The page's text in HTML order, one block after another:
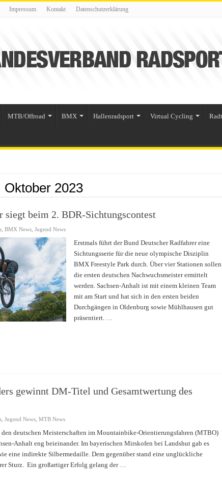
Impressum Kontakt Datenschutzerklärung
MTB/Offroad BMX Hallenradsport Virtual Cycling
Oktober 2023
beim 2. BDR-Sichtungscontest
, BMX News, Jugend News
Erstmals führt der Bund Deutscher Radfahrer eine
Sichtungsserie für die neue olympische Disziplin
BMX Freestyle Park durch. Über vier Stationen sollen
die ersten deutschen Nachwuchsmeister ermittelt
werden. Sachsen-Anhalt ist mit einem kleinen Team
mit am Start und hat sich in den ersten beiden
Durchgängen in Oldenburg sowie Mühlhausen gut
präsentiert. …
gewinnt DM-Titel und Gesamtwertung des
, Jugend News, MTB News
deutschen Meisterschaften im Mountainbike-Orientierungsfahren (MTBO)
Anhalt eng beieinander. Im bayerischen Mirskofen bei Landshut gab es
eine indirekte Silbermedaille. Dem gegenüber stand eine unglückliche
Sturz. Ein großartiger Erfolg gelang der …